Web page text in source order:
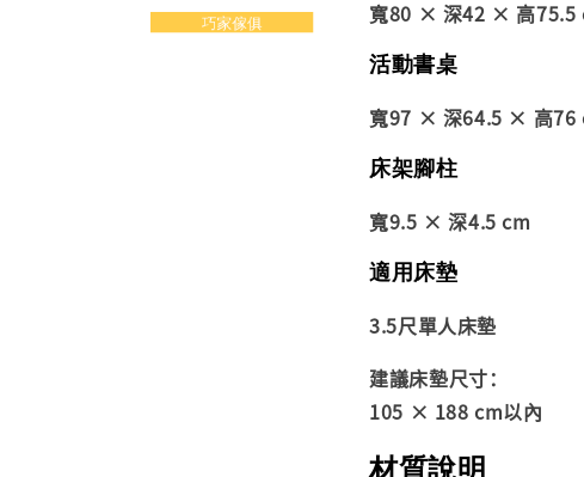
寬80 × 深42 × 高75.5
活動書桌
寬97 × 深64.5 × 高76
床架腳柱
寬9.5 × 深4.5 cm
適用床墊
3.5尺單人床墊
建議床墊尺寸：
105 × 188 cm以內
材質說明